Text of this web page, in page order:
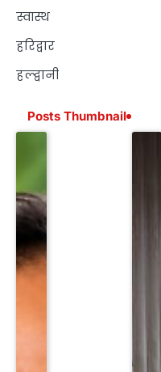
स्वास्थ
हरिद्वार
हल्द्वानी
Posts Thumbnail